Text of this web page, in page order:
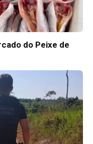
do Peixe de